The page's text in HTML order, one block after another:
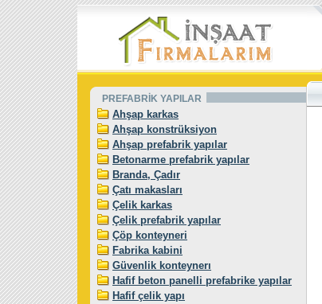
PREFABRİK YAPILAR
Ahşap karkas
Ahşap konstrüksiyon
Ahşap prefabrik yapılar
Betonarme prefabrik yapılar
Branda, Çadır
Çatı makasları
Çelik karkas
Çelik prefabrik yapılar
Çöp konteyneri
Fabrika kabini
Güvenlik konteynerı
Hafif beton panelli prefabrike yapılar
Hafif çelik yapı